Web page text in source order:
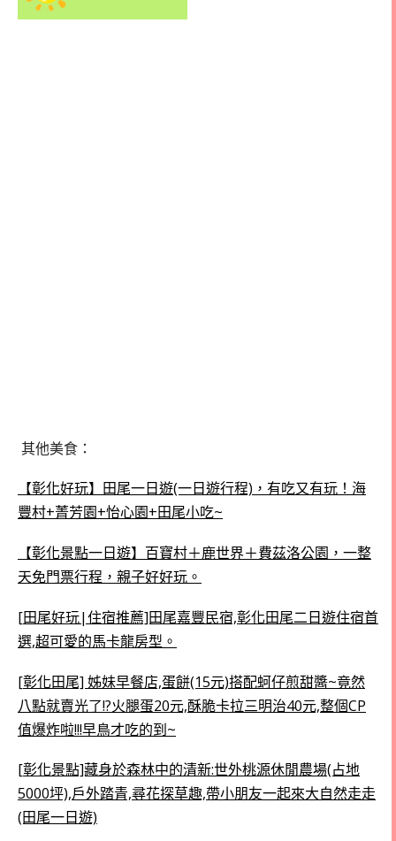
其他美食：
【彰化好玩】田尾一日遊(一日遊行程)，有吃又有玩！海
豐村+菁芳園+怡心園+田尾小吃~
【彰化景點一日遊】百寶村＋鹿世界＋費茲洛公園，一整
天免門票行程，親子好好玩。
[田尾好玩|住宿推薦]田尾嘉豐民宿,彰化田尾二日遊住宿首
選,超可愛的馬卡龍房型。
[彰化田尾] 姊妹早餐店,蛋餅(15元)搭配蚵仔煎甜醬~竟然
八點就賣光了!?火腿蛋20元,酥脆卡拉三明治40元,整個CP
值爆炸啦!!!早鳥才吃的到~
[彰化景點]藏身於森林中的清新:世外桃源休閒農場(占地
5000坪),戶外踏青,尋花探草趣,帶小朋友一起來大自然走走
(田尾一日遊)